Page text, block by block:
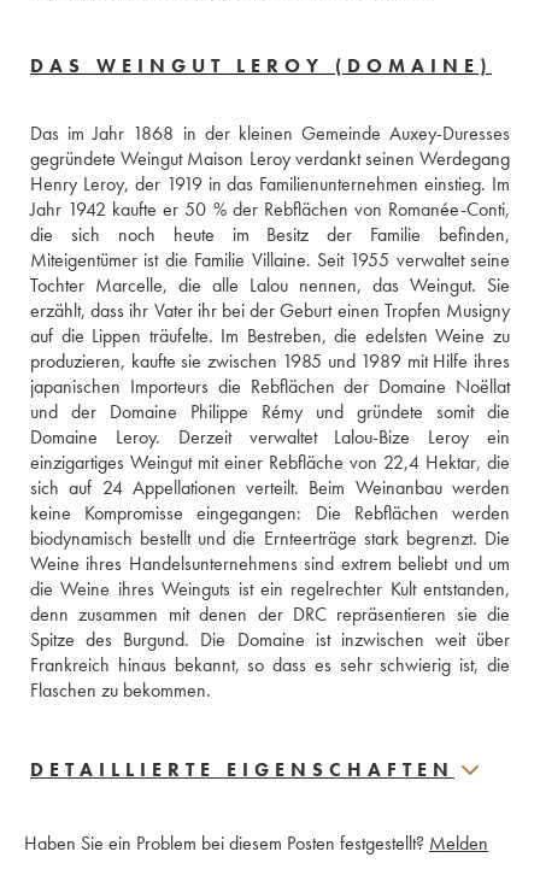
DAS WEINGUT LEROY (DOMAINE)
Das im Jahr 1868 in der kleinen Gemeinde Auxey-Duresses
gegründete Weingut Maison Leroy verdankt seinen Werdegang
Henry Leroy, der 1919 in das Familienunternehmen einstieg. Im
Jahr 1942 kaufte er 50 % der Rebflächen von Romanée-Conti,
die sich noch heute im Besitz der Familie befinden,
Miteigentümer ist die Familie Villaine. Seit 1955 verwaltet seine
Tochter Marcelle, die alle Lalou nennen, das Weingut. Sie
erzählt, dass ihr Vater ihr bei der Geburt einen Tropfen Musigny
auf die Lippen träufelte. Im Bestreben, die edelsten Weine zu
produzieren, kaufte sie zwischen 1985 und 1989 mit Hilfe ihres
japanischen Importeurs die Rebflächen der Domaine Noëllat
und der Domaine Philippe Rémy und gründete somit die
Domaine Leroy. Derzeit verwaltet Lalou-Bize Leroy ein
einzigartiges Weingut mit einer Rebfläche von 22,4 Hektar, die
sich auf 24 Appellationen verteilt. Beim Weinanbau werden
keine Kompromisse eingegangen: Die Rebflächen werden
biodynamisch bestellt und die Ernteerträge stark begrenzt. Die
Weine ihres Handelsunternehmens sind extrem beliebt und um
die Weine ihres Weinguts ist ein regelrechter Kult entstanden,
denn zusammen mit denen der DRC repräsentieren sie die
Spitze des Burgund. Die Domaine ist inzwischen weit über
Frankreich hinaus bekannt, so dass es sehr schwierig ist, die
Flaschen zu bekommen.
DETAILLIERTE EIGENSCHAFTEN
Haben Sie ein Problem bei diesem Posten festgestellt? Melden